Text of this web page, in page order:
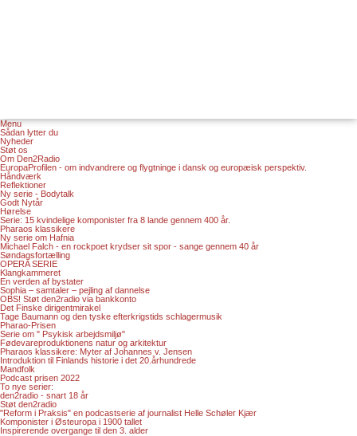
Menu
Sådan lytter du
Nyheder
Støt os
Om Den2Radio
EuropaProfilen - om indvandrere og flygtninge i dansk og europæisk perspektiv.
Håndværk
Reflektioner
Ny serie - Bodytalk
Godt Nytår
Hørelse
Serie: 15 kvindelige komponister fra 8 lande gennem 400 år.
Pharaos klassikere
Ny serie om Hafnia
Michael Falch - en rockpoet krydser sit spor - sange gennem 40 år
Søndagsfortælling
OPERA SERIE
Klangkammeret
En verden af bystater
Sophia – samtaler – pejling af dannelse
OBS! Støt den2radio via bankkonto
Det Finske dirigentmirakel
Tage Baumann og den tyske efterkrigstids schlagermusik
Pharao-Prisen
Serie om " Psykisk arbejdsmiljø"
Fødevareproduktionens natur og arkitektur
Pharaos klassikere: Myter af Johannes v. Jensen
Introduktion til Finlands historie i det 20.århundrede
Mandfolk
Podcast prisen 2022
To nye serier:
den2radio - snart 18 år
Støt den2radio
"Reform i Praksis" en podcastserie af journalist Helle Schøler Kjær
Komponister i Østeuropa i 1900 tallet
Inspirerende overgange til den 3. alder